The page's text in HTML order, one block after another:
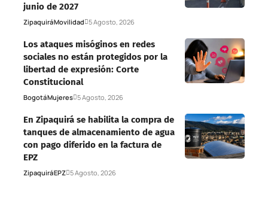
junio de 2027
ZipaquiráMovilidad 5 Agosto, 2026
Los ataques misóginos en redes
sociales no están protegidos por la
libertad de expresión: Corte
Constitucional
BogotáMujeres 5 Agosto, 2026
En Zipaquirá se habilita la compra de
tanques de almacenamiento de agua
con pago diferido en la factura de
EPZ
ZipaquiráEPZ 5 Agosto, 2026